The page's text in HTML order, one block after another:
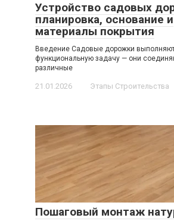
Устройство садовых
планировка, основание и
материалы покрытия
Введение Садовые дорожки
функциональную задачу — они
различные
21.01.2026 Этапы Строительства
Пошаговый монтаж